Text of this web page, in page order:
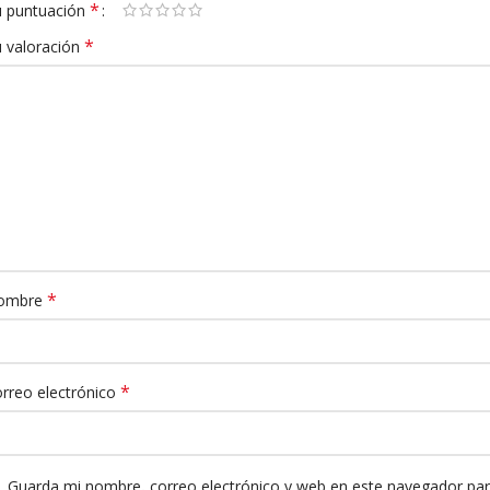
puntuación *
valoración *
*
electrónico *
Guarda mi nombre, correo electrónico y web en este navegador